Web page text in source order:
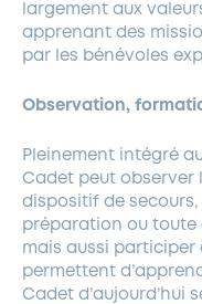
largement aux
apprenant des
par les bénévoles
Observation,
Pleinement intégré
Cadet peut observer
dispositif de
préparation ou toute
mais aussi participer
permettent
Cadet d’aujourd’hui